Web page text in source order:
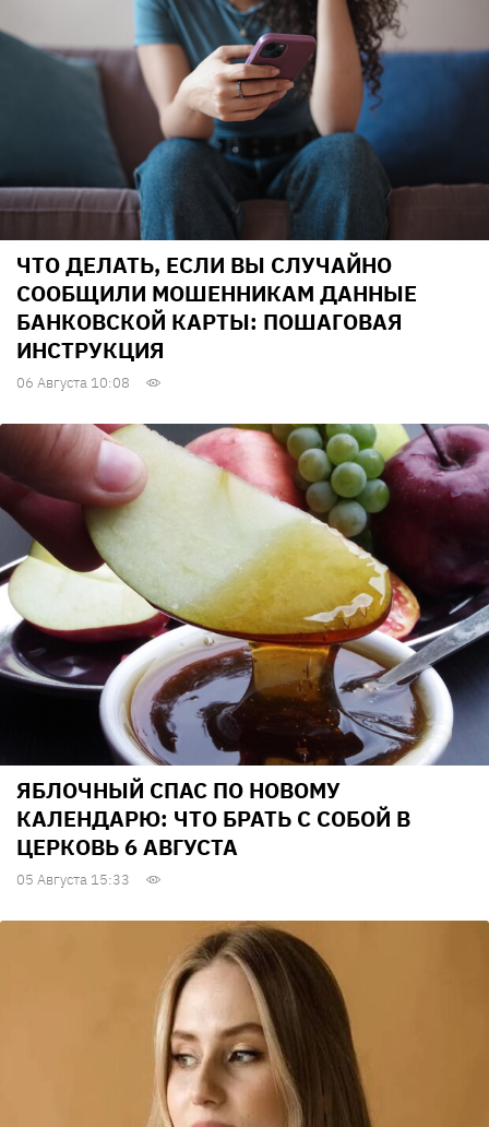
ЧТО ДЕЛАТЬ, ЕСЛИ ВЫ СЛУЧАЙНО
СООБЩИЛИ МОШЕННИКАМ ДАННЫЕ
БАНКОВСКОЙ КАРТЫ: ПОШАГОВАЯ
ИНСТРУКЦИЯ
06 Августа 10:08
ЯБЛОЧНЫЙ СПАС ПО НОВОМУ
КАЛЕНДАРЮ: ЧТО БРАТЬ С СОБОЙ В
ЦЕРКОВЬ 6 АВГУСТА
05 Августа 15:33